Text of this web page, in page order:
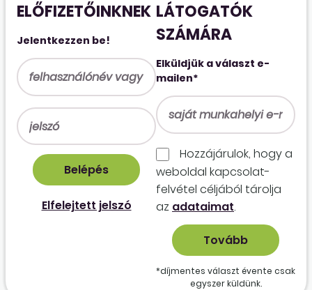
ELŐFIZETŐINKNEK
Jelentkezzen be!
Elfelejtett jelszó
LÁTOGATÓK
SZÁMÁRA
Elküldjük a választ e-
mailen*
Hozzájárulok, hogy a
weboldal kapcso­lat­
felvétel céljából tárolja
az adataimat.
*díjmentes választ évente csak
egyszer küldünk.